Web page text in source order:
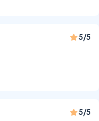
5/5
5/5